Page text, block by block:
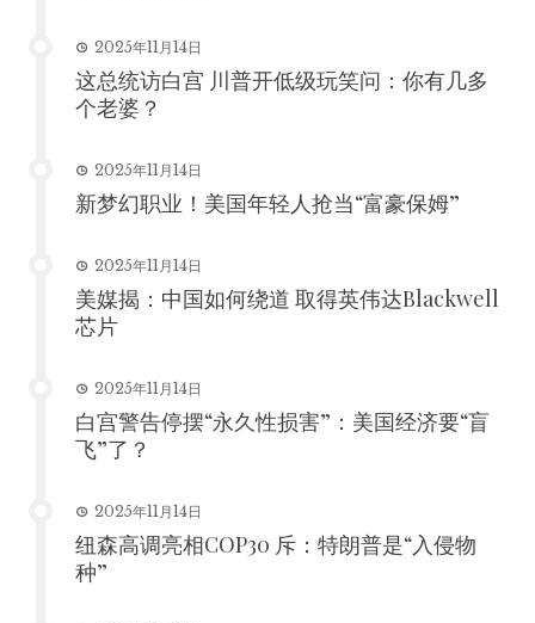
2025年11月14日
这总统访白宫 川普开低级玩笑问：你有几多
个老婆？
2025年11月14日
新梦幻职业！美国年轻人抢当“富豪保姆”
2025年11月14日
美媒揭：中国如何绕道 取得英伟达Blackwell
芯片
2025年11月14日
白宫警告停摆“永久性损害”：美国经济要“盲
飞”了？
2025年11月14日
纽森高调亮相COP30 斥：特朗普是“入侵物
种”